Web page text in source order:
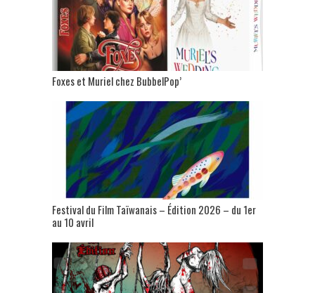
Foxes et Muriel chez BubbelPop’
Festival du Film Taïwanais – Édition 2026 – du 1er
au 10 avril